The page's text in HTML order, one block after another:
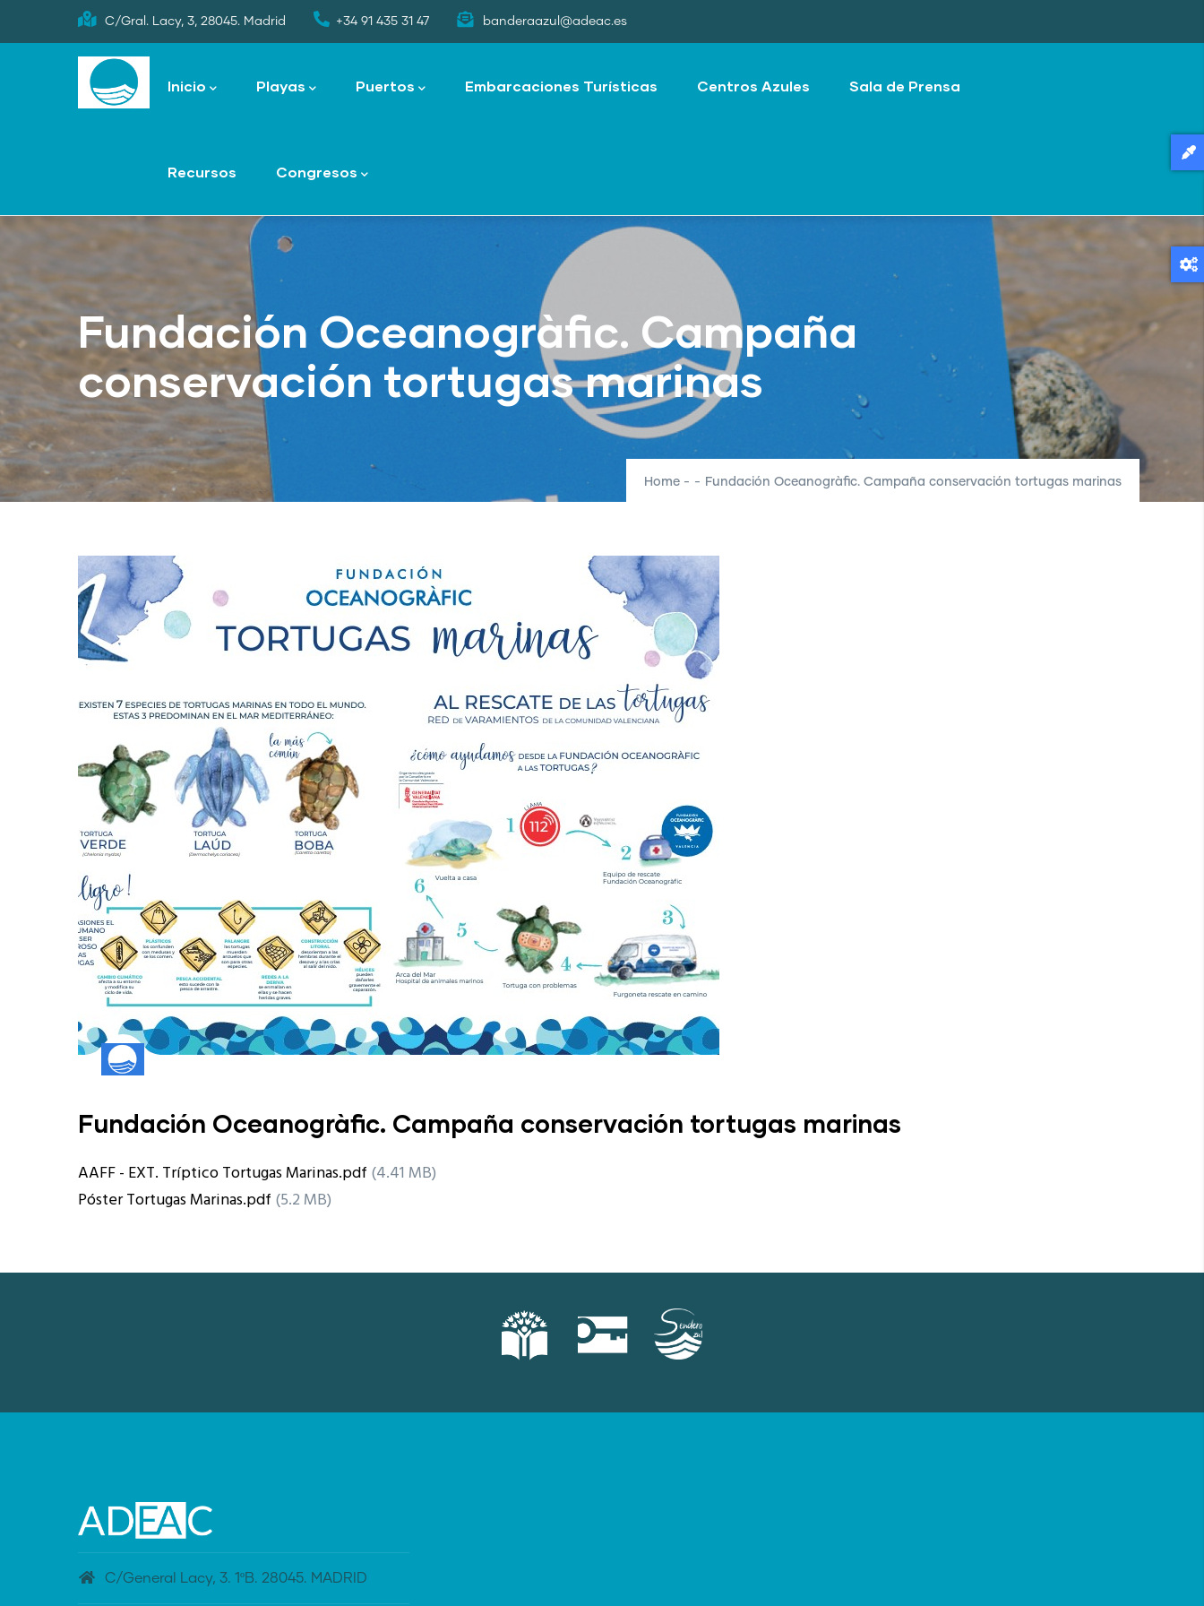
to
C/Gral. Lacy, 3, 28045. Madrid +34 91 435 31 47 banderaazul@adeac.es
navigation
Inicio Playas Puertos Embarcaciones Turísticas Centros Azules Sala de Prensa
Recursos Congresos
Fundación Oceanogràfic. Campaña
conservación tortugas marinas
Home - - Fundación Oceanogràfic. Campaña conservación tortugas marinas
Fundación Oceanogràfic. Campaña conservación tortugas marinas
AAFF - EXT. Tríptico Tortugas Marinas.pdf (4.41 MB)
Póster Tortugas Marinas.pdf (5.2 MB)
C/General Lacy, 3. 1ºB. 28045. MADRID